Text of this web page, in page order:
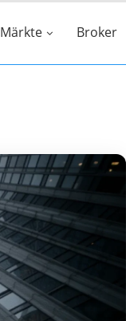
Märkte Broker